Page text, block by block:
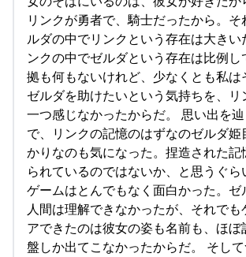
リンクが勇者で、騎士だったから。
ルダの中でリンクという存在は大きい
ンクの中でゼルダという存在は比例し
拠も何もないけれど、少なくとも私は
ゼルダを助けたいという気持ちを、
一つ感じなかったからだ。 思い出を
で、リンクの記憶のはずなのゼルダ
かりなのも気になった。捏造された記
られているのではないか、と思うぐら
ゲームはとんでもなく面白かった。ゼ
人間は理解できなかったが、それでも
アできたのは彼女の姿も名前も、ほぼ
盤しか出てこなかったからだ。 そし